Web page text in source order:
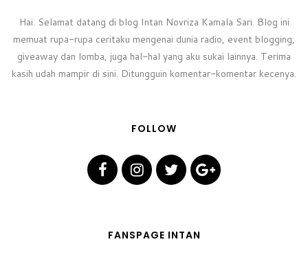
Hai. Selamat datang di blog Intan Novriza Kamala Sari. Blog ini
memuat rupa-rupa ceritaku mengenai dunia radio, event blogging,
giveaway dan lomba, juga hal-hal yang aku sukai lainnya. Terima
kasih udah mampir di sini. Ditungguin komentar-komentar kecenya.
FOLLOW
FANSPAGE INTAN